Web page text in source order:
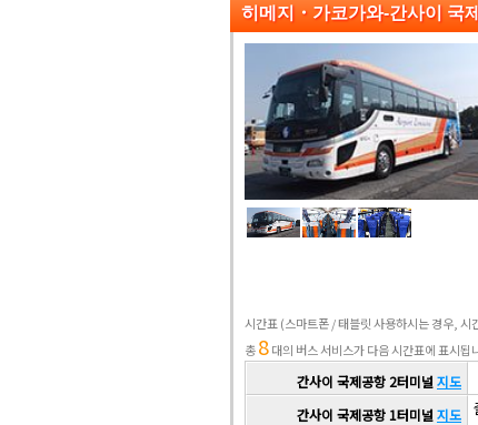
히메지・가코가와-간사이 국
시간표 (스마트폰 / 태블릿 사용하시는 경우, 시
총8대의 버스 서비스가 다음 시간표에 표시됩
간사이 국제공항 2터미널 지도
간사이 국제공항 1터미널 지도